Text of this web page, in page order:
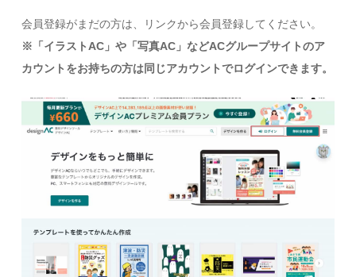
会員登録がまだの方は、リンクから会員登録してください。
※「イラストAC」や「写真AC」などACグループサイトのア
カウントをお持ちの方は同じアカウントでログインできます。